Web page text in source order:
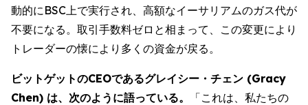
動的にBSC上で実行され、高額なイーサリアムのガス代が
不要になる。取引手数料ゼロと相まって、この変更により
トレーダーの懐により多くの資金が戻る。
ビットゲットのCEOであるグレイシー・チェン (Gracy
Chen) は、次のように語っている。
「これは、私たちの